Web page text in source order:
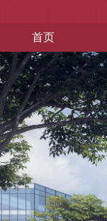
首页